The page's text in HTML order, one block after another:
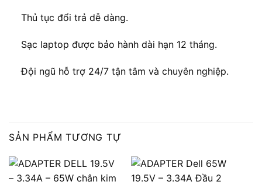
Thủ tục đổi trả dễ dàng.
Sạc laptop được bảo hành dài hạn 12 tháng.
Đội ngũ hỗ trợ 24/7 tận tâm và chuyên nghiệp.
SẢN PHẨM TƯƠNG TỰ